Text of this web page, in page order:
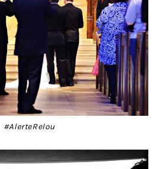
#AlerteRelou